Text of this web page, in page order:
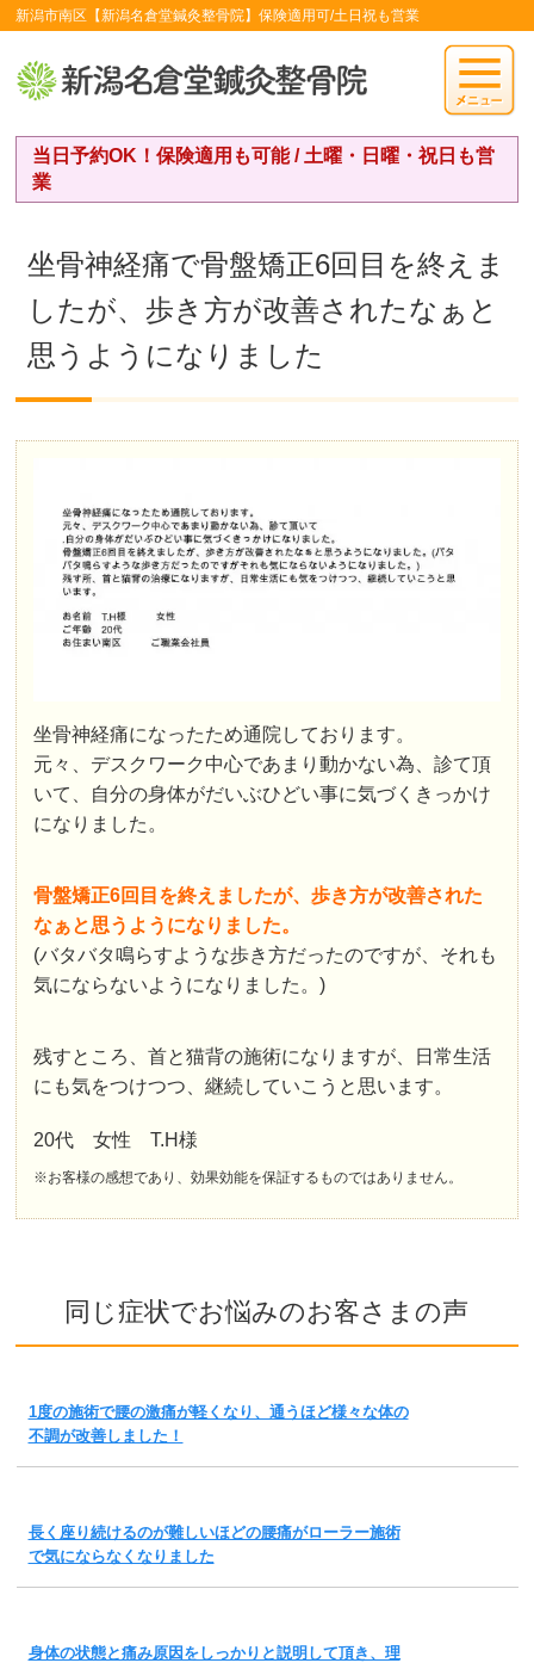
新潟市南区【新潟名倉堂鍼灸整骨院】保険適用可/土日祝も営業
当日予約OK！保険適用も可能 / 土曜・日曜・祝日も営
業
坐骨神経痛で骨盤矯正6回目を終えま
したが、歩き方が改善されたなぁと
思うようになりました
坐骨神経痛になったため通院しております。
元々、デスクワーク中心であまり動かない為、診て頂
いて、自分の身体がだいぶひどい事に気づくきっかけ
になりました。
骨盤矯正6回目を終えましたが、歩き方が改善された
なぁと思うようになりました。
(バタバタ鳴らすような歩き方だったのですが、それも
気にならないようになりました。)
残すところ、首と猫背の施術になりますが、日常生活
にも気をつけつつ、継続していこうと思います。
20代 女性 T.H様
※お客様の感想であり、効果効能を保証するものではありません。
同じ症状でお悩みのお客さまの声
1度の施術で腰の激痛が軽くなり、通うほど様々な体の
不調が改善しました！
長く座り続けるのが難しいほどの腰痛がローラー施術
で気にならなくなりました
身体の状態と痛み原因をしっかりと説明して頂き、理